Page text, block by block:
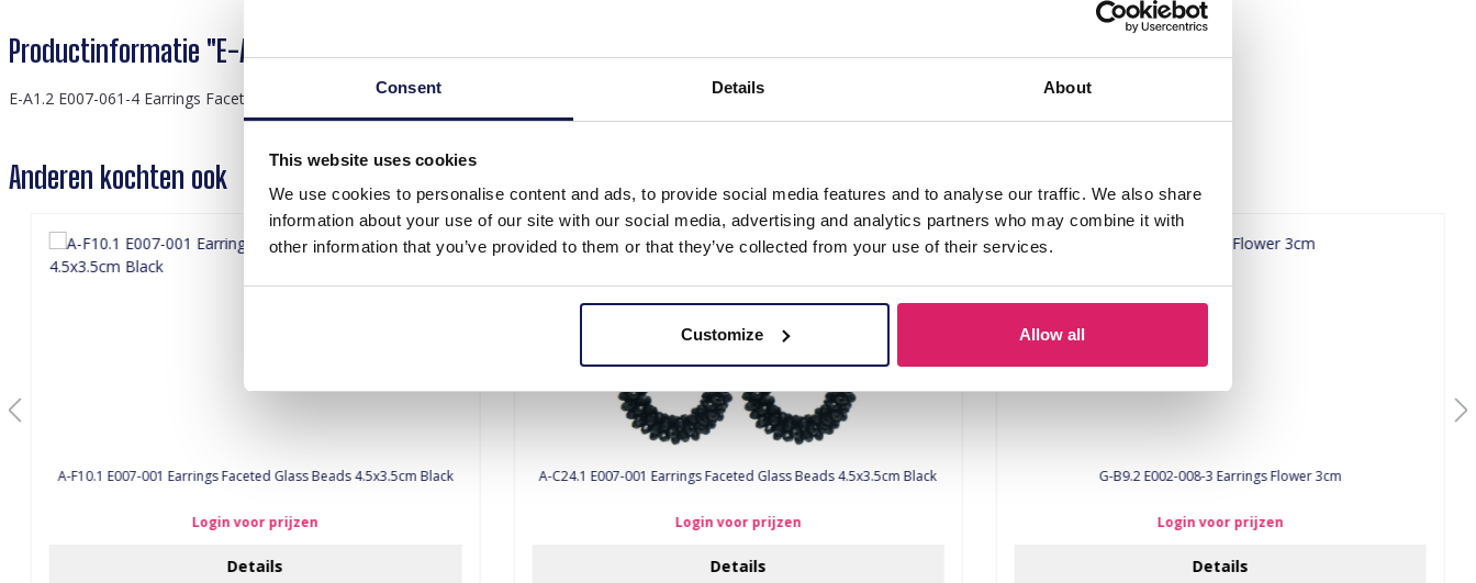
Consent Details About
This website uses cookies
We use cookies to personalise content and ads, to provide social media features and to analyse our traffic. We also share
information about your use of our site with our social media, advertising and analytics partners who may combine it with
other information that you’ve provided to them or that they’ve collected from your use of their services.
Customize Allow all
Productinformatie "E-A1.2 E007-061-4 Earrings Faceted Glass 8x4.5cm"
E-A1.2 E007-061-4 Earrings Faceted Glass 8x4.5cm
Anderen kochten ook
A-F10.1 E007-001 Earrings Faceted Glass Beads 4.5x3.5cm Black
Login voor prijzen
Details
A-C24.1 E007-001 Earrings Faceted Glass Beads 4.5x3.5cm Black
Login voor prijzen
Details
G-B9.2 E002-008-3 Earrings Flower 3cm
Login voor prijzen
Details